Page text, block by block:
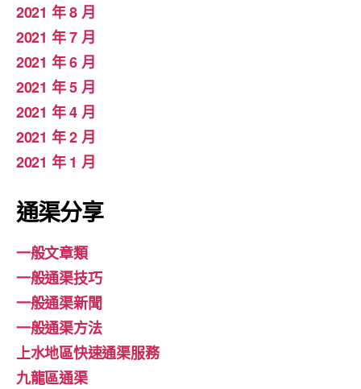
2021 年 8 月
2021 年 7 月
2021 年 6 月
2021 年 5 月
2021 年 4 月
2021 年 2 月
2021 年 1 月
通渠分享
一般文章類
一般通渠技巧
一般通渠新聞
一般通渠方法
上水地區快速通渠服務
九龍區通渠